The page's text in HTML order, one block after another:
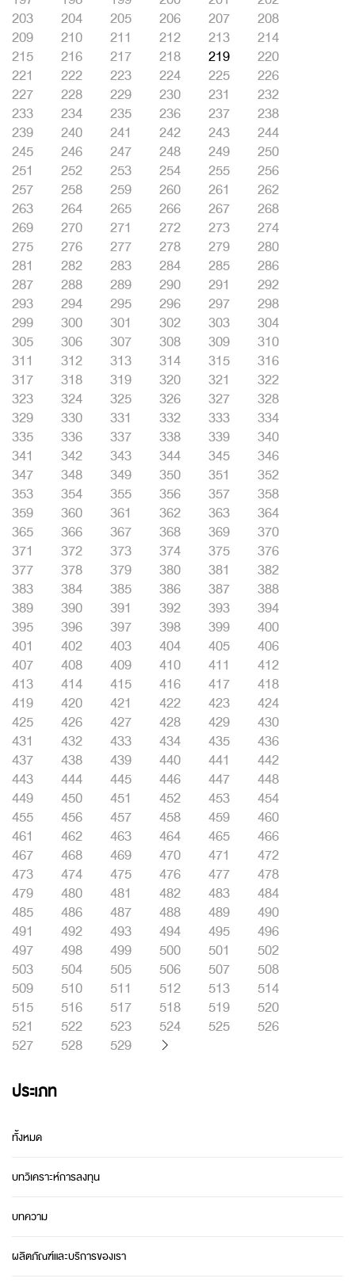
203
204 205 206 207
208
209
210 211 212 213
214
215
216 217 218 219
220
221
222 223 224 225
226
227
228 229 230 231
232
233
234 235 236 237
238
239
240 241 242 243
244
245
246 247 248 249
250
251
252 253 254 255
256
257
258 259 260 261
262
263
264 265 266 267
268
269
270 271 272 273
274
275
276 277 278 279
280
281
282 283 284 285
286
287
288 289 290 291
292
293
294 295 296 297
298
299
300 301 302 303
304
305
306 307 308 309
310
311
312 313 314 315
316
317
318 319 320 321
322
323
324 325 326 327
328
329
330 331 332 333
334
335
336 337 338 339
340
341
342 343 344 345
346
347
348 349 350 351
352
353
354 355 356 357
358
359
360 361 362 363
364
365
366 367 368 369
370
371
372 373 374 375
376
377
378 379 380 381
382
383
384 385 386 387
388
389
390 391 392 393
394
395
396 397 398 399
400
401
402 403 404 405
406
407
408 409 410 411
412
413
414 415 416 417
418
419
420 421 422 423
424
425
426 427 428 429
430
431
432 433 434 435
436
437
438 439 440 441
442
443
444 445 446 447
448
449
450 451 452 453
454
455
456 457 458 459
460
461
462 463 464 465
466
467
468 469 470 471
472
473
474 475 476 477
478
479
480 481 482 483
484
485
486 487 488 489
490
491
492 493 494 495
496
497
498 499 500 501
502
503
504 505 506 507
508
509
510 511 512 513
514
515
516 517 518 519
520
521
522 523 524 525
526
527
528 529
ประเภท
ทั้งหมด
บทวิเคราะห์การลงทุน
บทความ
ผลิตภัณฑ์และบริการของเรา